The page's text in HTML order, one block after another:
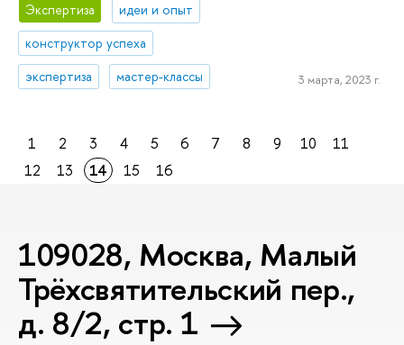
Экспертиза
идеи и опыт
конструктор успеха
экспертиза
мастер-классы 3 марта, 2023 г.
1 2 3 4 5 6 7 8 9 10
11
12
13 14 15 16
109028, Москва, Малый
Трёхсвятительский пер.,
д. 8/2, стр. 1